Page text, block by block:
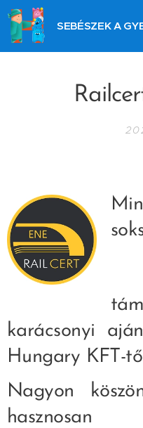
SEBÉSZEK A
karácsonyi
Hungary KFT-
Nagyon